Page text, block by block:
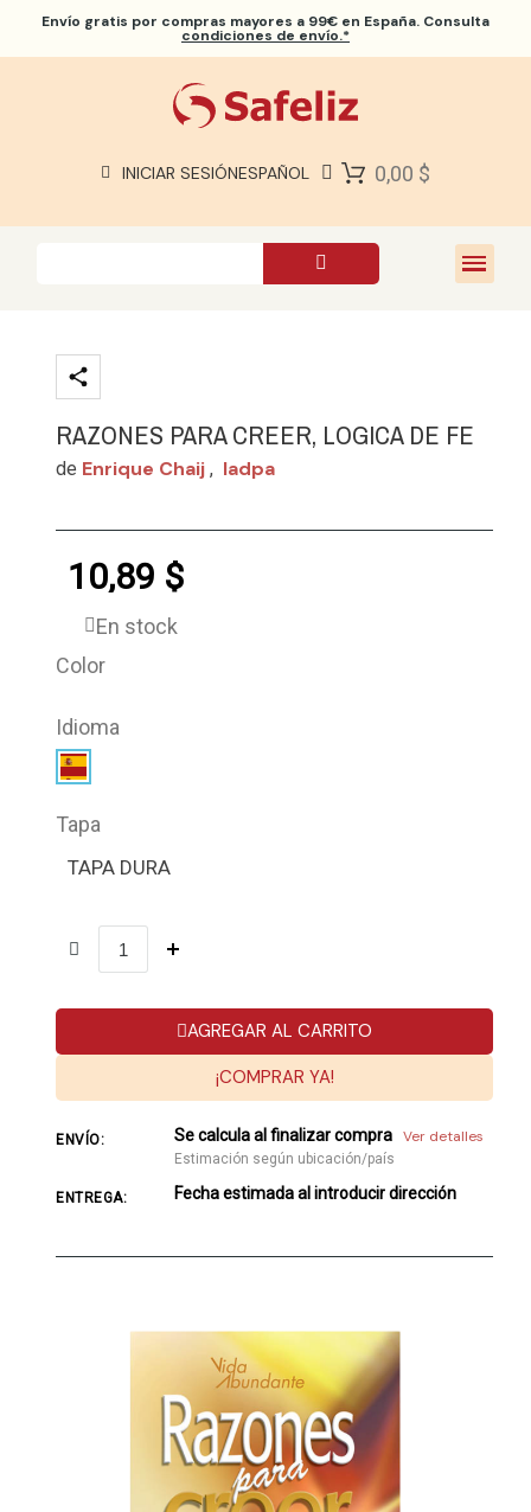
Envío gratis por compras mayores a 99€ en España. Consulta
condiciones de envío.*
INICIAR SESIÓNESPAÑOL 0,00 $
RAZONES PARA CREER, LOGICA DE FE
de Enrique Chaij , Iadpa
10,89 $
En stock
Color
Idioma
Tapa
TAPA DURA
AGREGAR AL CARRITO
¡COMPRAR YA!
ENVÍO: Se calcula al finalizar compra Ver detalles
Estimación según ubicación/país
ENTREGA: Fecha estimada al introducir dirección